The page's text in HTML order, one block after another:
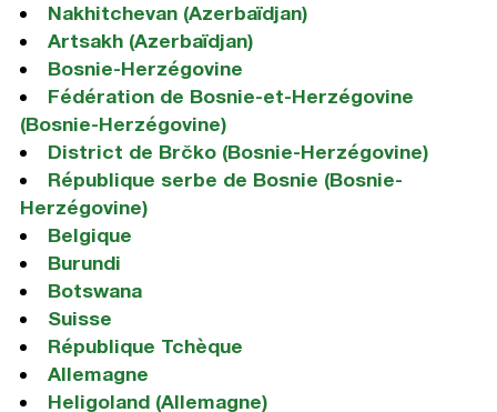
Nakhitchevan (Azerbaïdjan)
Artsakh (Azerbaïdjan)
Bosnie-Herzégovine
Fédération de Bosnie-et-Herzégovine
(Bosnie-Herzégovine)
District de Brčko (Bosnie-Herzégovine)
République serbe de Bosnie (Bosnie-
Herzégovine)
Belgique
Burundi
Botswana
Suisse
République Tchèque
Allemagne
Heligoland (Allemagne)